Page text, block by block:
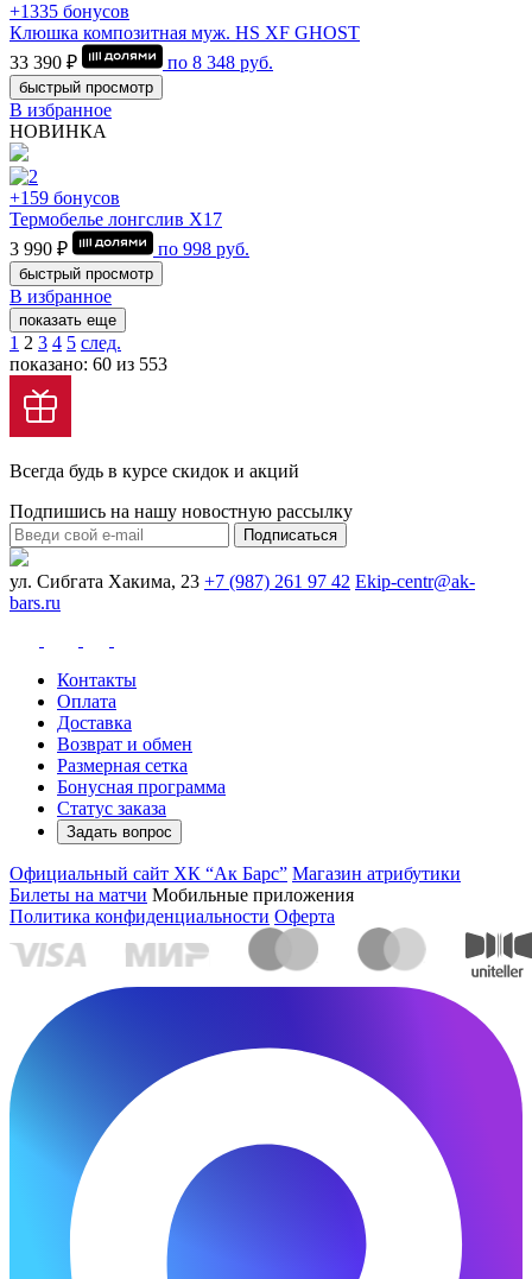
+1335 бонусов
Клюшка композитная муж. HS XF GHOST
33 390 ₽
по 8 348 руб.
быстрый просмотр
В избранное
НОВИНКА
+159 бонусов
Термобелье лонгслив Х17
3 990 ₽
по 998 руб.
быстрый просмотр
В избранное
показать еще
1 2 3 4 5 след.
показано: 60 из 553
Всегда будь в курсе скидок и акций
Подпишись на нашу новостную рассылку
Подписаться
ул. Сибгата Хакима, 23 +7 (987) 261 97 42 Ekip-centr@ak-
bars.ru
Контакты
Оплата
Доставка
Возврат и обмен
Размерная сетка
Бонусная программа
Статус заказа
Задать вопрос
Официальный сайт ХК “Ак Барс” Магазин атрибутики
Билеты на матчи Мобильные приложения
Политика конфиденциальности Оферта